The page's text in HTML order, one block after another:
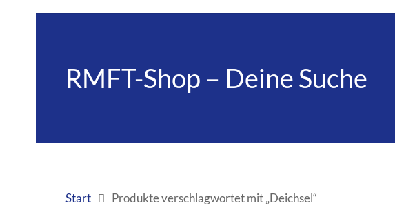
RMFT-Shop – Deine Suche
Start Produkte verschlagwortet mit „Deichsel“